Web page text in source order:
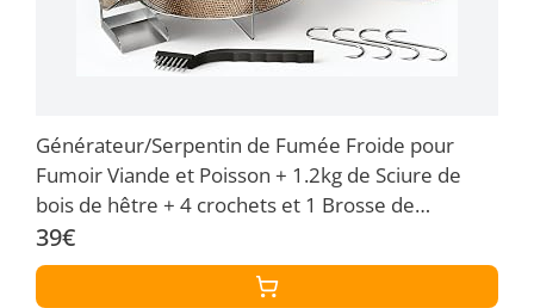
Générateur/Serpentin de Fumée Froide pour
Fumoir Viande et Poisson + 1.2kg de Sciure de
bois de hêtre + 4 crochets et 1 Brosse de
nettoyage - Guide Numérique PDF à Télécharger
(Offert)
39€